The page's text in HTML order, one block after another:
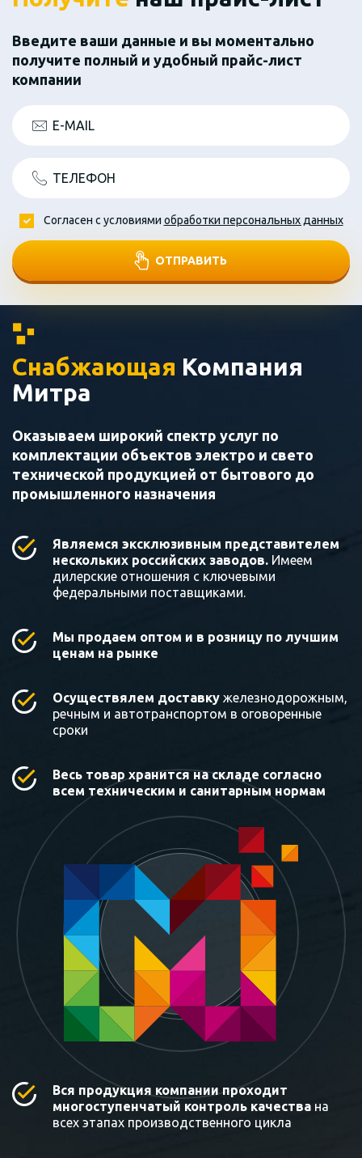
Введите ваши данные и вы моментально
получите полный и удобный прайс-лист
компании
E-MAIL
ТЕЛЕФОН
ОТПРАВИТЬ
Согласен с условиями обработки персональных данных
Снабжающая Компания
Митра
Оказываем широкий спектр услуг по
комплектации объектов электро и свето
технической продукцией от бытового до
промышленного назначения
Являемся эксклюзивным представителем
нескольких российских заводов. Имеем
дилерские отношения с ключевыми
федеральными поставщиками.
Мы продаем оптом и в розницу по лучшим
ценам на рынке
Осуществялем доставку железнодорожным,
речным и автотранспортом в оговоренные
сроки
Весь товар хранится на складе согласно
всем техническим и санитарным нормам
Вся продукция компании проходит
многоступенчатый контроль качества на
всех этапах производственного цикла